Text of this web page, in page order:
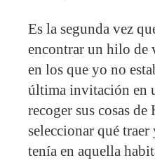
Es la segunda vez
encontrar un hilo de
en los que yo no
última invitación en
recoger sus cosas
seleccionar qué
tenía en aquella